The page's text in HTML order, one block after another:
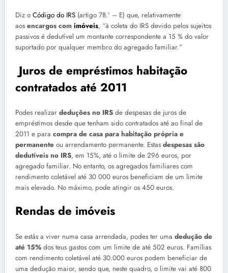
Diz o Código do IRS (artigo 78.º – E) que, relativamente
aos encargos com imóveis, “à coleta do IRS devido pelos sujeitos
passivos é dedutível um montante correspondente a 15 % do valor
suportado por qualquer membro do agregado familiar.”
Juros de empréstimos habitação
contratados até 2011
Podes realizar deduções no IRS de despesas de juros de
empréstimos desde que tenham sido contratados até ao final de
2011 e para compra de casa para habitação própria e
permanente ou arrendamento permanente. Estas despesas são
dedutíveis no IRS, em 15%, até o limite de 296 euros, por
agregado familiar. No entanto, os agregados familiares com
rendimento coletável até 30 000 euros beneficiam de um limite
mais elevado. No máximo, pode atingir os 450 euros.
Rendas de imóveis
Se estás a viver numa casa arrendada, podes ter uma dedução de
até 15% dos teus gastos com um limite de até 502 euros. Famílias
com rendimento coletável até 30.000 euros podem beneficiar de
uma dedução maior, sendo que, neste quadro, o limite vai até 800